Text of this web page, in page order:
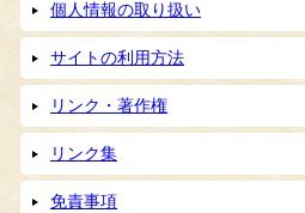
個人情報の取り扱い
サイトの利用方法
リンク・著作権
リンク集
免責事項